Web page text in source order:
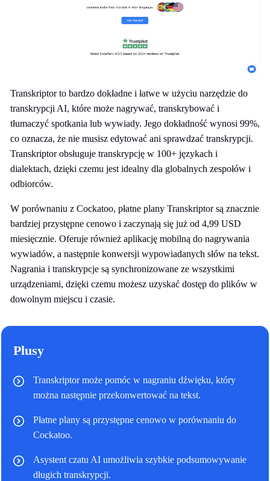
Transkriptor to bardzo dokładne i łatwe w użyciu narzędzie do
transkrypcji AI, które może nagrywać, transkrybować i
tłumaczyć spotkania lub wywiady. Jego dokładność wynosi 99%,
co oznacza, że nie musisz edytować ani sprawdzać transkrypcji.
Transkriptor obsługuje transkrypcję w 100+ językach i
dialektach, dzięki czemu jest idealny dla globalnych zespołów i
odbiorców.
W porównaniu z Cockatoo, płatne plany Transkriptor są znacznie
bardziej przystępne cenowo i zaczynają się już od 4,99 USD
miesięcznie. Oferuje również aplikację mobilną do nagrywania
wywiadów, a następnie konwersji wypowiadanych słów na tekst.
Nagrania i transkrypcje są synchronizowane ze wszystkimi
urządzeniami, dzięki czemu możesz uzyskać dostęp do plików w
dowolnym miejscu i czasie.
Plusy
Transkriptor może pomóc w nagraniu dźwięku, który
można następnie przekonwertować na tekst.
Płatne plany są przystępne cenowo w porównaniu do
Cockatoo.
Asystent czatu AI umożliwia szybkie podsumowywanie
długich transkrypcji.